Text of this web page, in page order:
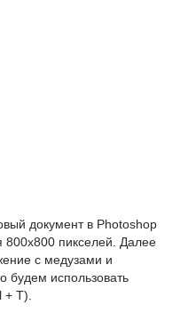
документ в Photoshop
пикселей. Далее
с медузами и
будем использовать
T).